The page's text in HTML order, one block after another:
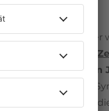
Blues".
Erst zwei Jahre später
Too Low for
Plötzlich nutzteElton
Instrumenten auch
Bei "Blue Eyes" fehlt